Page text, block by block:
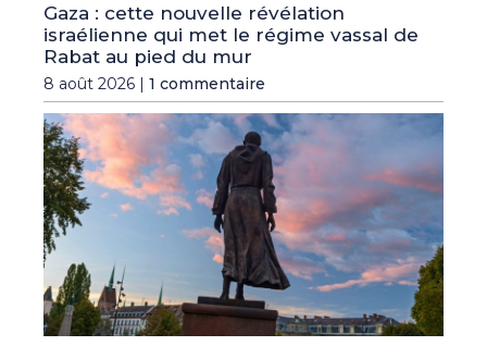
Gaza : cette nouvelle révélation
israélienne qui met le régime vassal de
Rabat au pied du mur
8 août 2026 | 1 commentaire